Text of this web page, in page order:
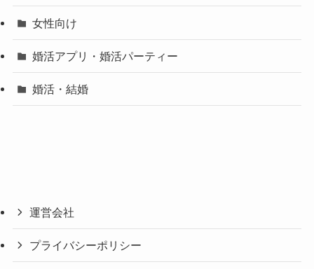
女性向け
婚活アプリ・婚活パーティー
婚活・結婚
運営会社
プライバシーポリシー